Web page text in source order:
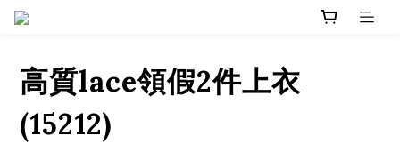
高質lace領假2件上衣
(15212)